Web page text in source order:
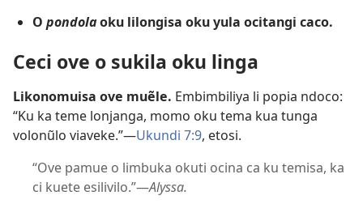
O pondolaoku lilongisa oku yula ocitangi caco.
Ceci ove o sukila oku linga
Likonomuisa ove muẽle. Embimbiliya li popia ndoco:
“Ku ka teme lonjanga, momo oku tema kua tunga
volonũlo viaveke.”—Ukundi 7:9, etosi.
“Ove pamue o limbuka okuti ocina ca ku temisa, ka
ci kuete esilivilo.”—Alyssa.